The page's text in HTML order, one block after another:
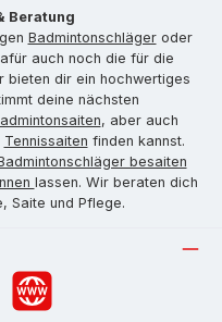
Beratung
Badmintonschlägeroder
auch noch die für die
bieten dir ein hochwertiges
deine nächsten
, aber auch
Tennissaiten finden kannst.
besaiten
lassen. Wir beraten dich
Saite und Pflege.
Website